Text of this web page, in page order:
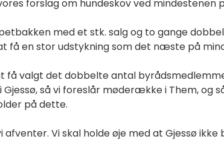
forslag om hundeskov ved mindestenen
med et stk. salg og to gange
få en stor udstykning som det næste på
valgt det dobbelte antal
så vi foreslår møderække i Them, og
på dette.
Vi skal holde øje med at Gjessø ikke